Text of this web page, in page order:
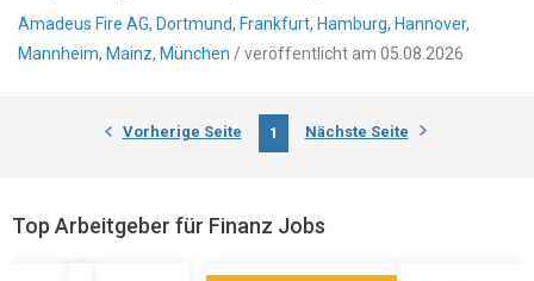
Amadeus Fire AG, Dortmund, Frankfurt, Hamburg, Hannover,
Mannheim, Mainz, München / veröffentlicht am 05.08.2026
Vorherige Seite 1 Nächste Seite
Top Arbeitgeber für Finanz Jobs